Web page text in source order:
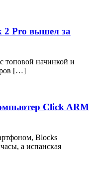
2 Pro вышел за
топовой начинкой и
[…]
Click ARM
Blocks
а испанская